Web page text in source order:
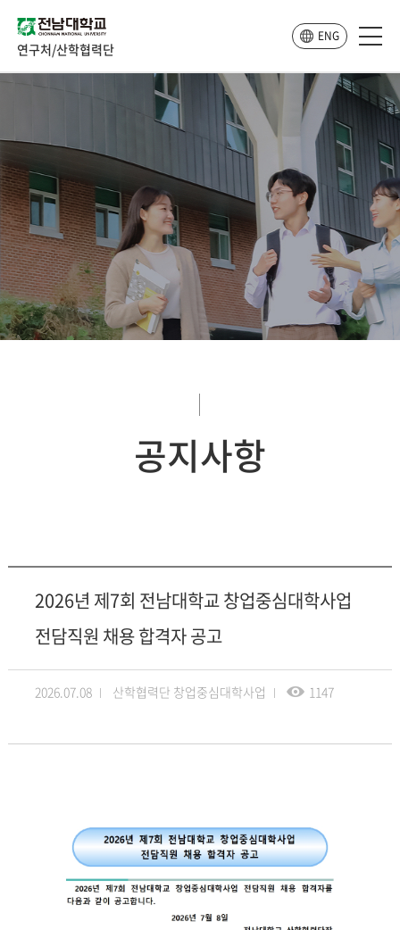
연구처/산학협력단
ENG
공지사항
2026년 제7회 전남대학교 창업중심대학사업
전담직원 채용 합격자 공고
2026.07.08 산학협력단 창업중심대학사업 1147